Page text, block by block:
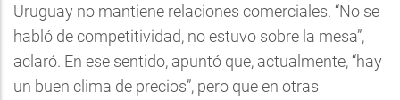
Uruguay no mantiene relaciones comerciales. “No se
habló de competitividad, no estuvo sobre la mesa”,
aclaró. En ese sentido, apuntó que, actualmente, “hay
un buen clima de precios”, pero que en otras